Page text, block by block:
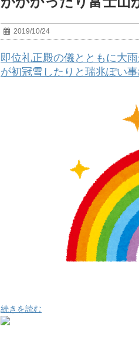
2019/10/24
即位礼正殿の儀とともに大
が初冠雪したりと瑞兆ぽい
続きを読む